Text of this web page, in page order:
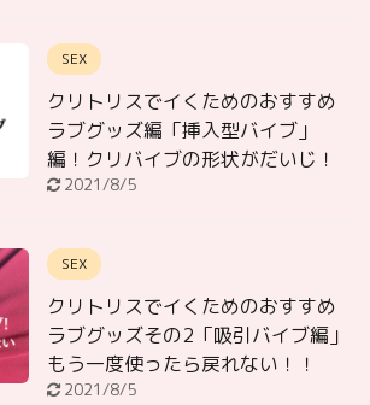
SEX
クリトリスでイくためのおすすめ
ラブグッズ編「挿入型バイブ」
編！クリバイブの形状がだいじ！
2021/8/5
SEX
クリトリスでイくためのおすすめ
ラブグッズその2「吸引バイブ編」
もう一度使ったら戻れない！！
2021/8/5